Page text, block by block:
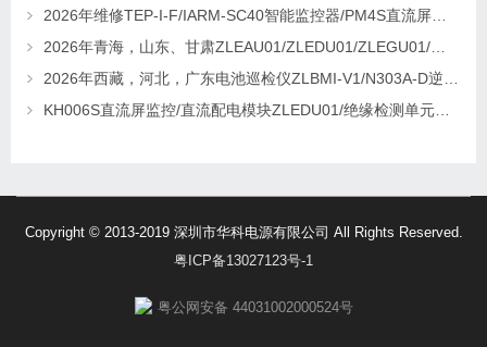
2026年维修TEP-I-F/IARM-SC40智能监控器/PM4S直流屏监控找华科电源
2026年青海，山东、甘肃ZLEAU01/ZLEDU01/ZLEGU01/电池巡检仪ZLBM-12更换及维修
2026年西藏，河北，广东电池巡检仪ZLBMI-V1/N303A-D逆变器/ATC48M30Ⅲ电源模块维修更换
KH006S直流屏监控/直流配电模块ZLEDU01/绝缘检测单元DJY60更换及维修
Copyright © 2013-2019 深圳市华科电源有限公司 All Rights Reserved.
粤ICP备13027123号-1
粤公网安备 44031002000524号